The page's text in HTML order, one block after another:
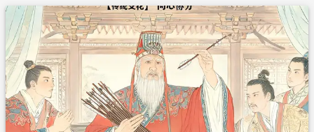
1. 摘要
2.正文
2.1.典故由来
2.2.道理传承